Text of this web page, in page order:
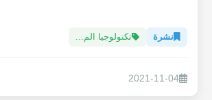
نشرة تكنولوجيا الم...
2021-11-04